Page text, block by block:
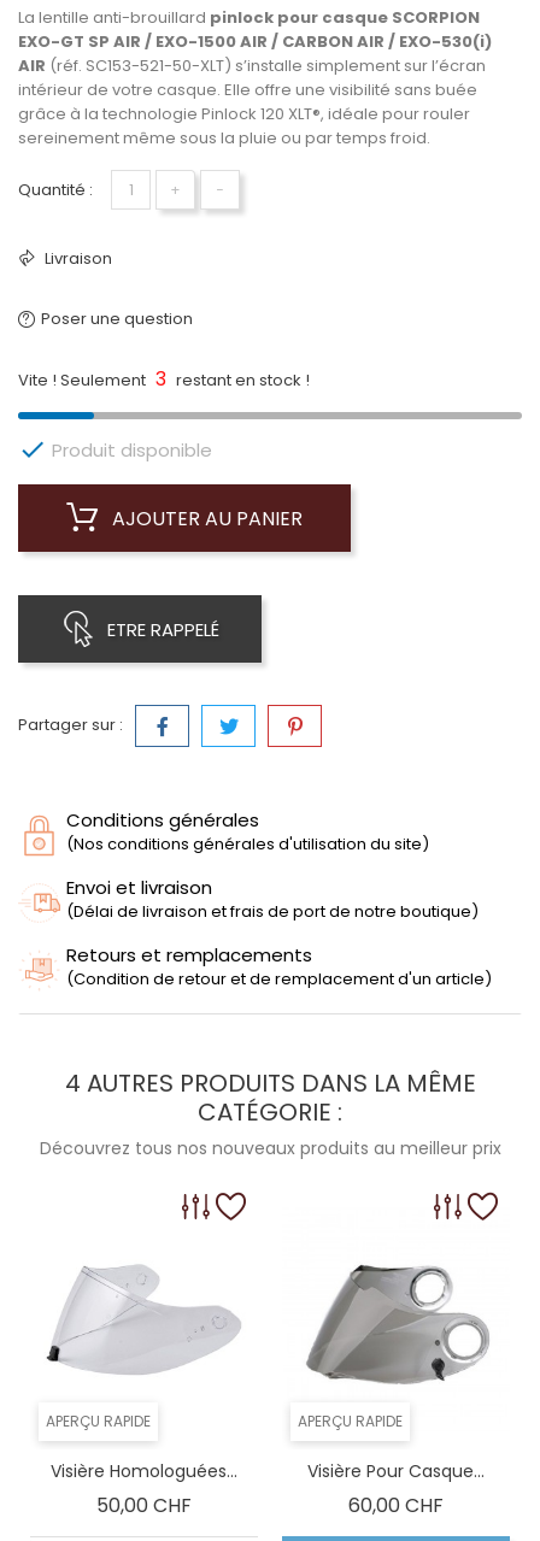
La lentille anti-brouillard pinlock pour casque SCORPION
EXO-GT SP AIR / EXO-1500 AIR / CARBON AIR / EXO-530(i)
AIR (réf. SC153-521-50-XLT) s’installe simplement sur l’écran
intérieur de votre casque. Elle offre une visibilité sans buée
grâce à la technologie Pinlock 120 XLT®, idéale pour rouler
sereinement même sous la pluie ou par temps froid.
Quantité : + −
Livraison
Poser une question
Vite ! Seulement 3 restant en stock !
 Produit disponible
AJOUTER AU PANIER
ETRE RAPPELÉ
Partager sur :
Conditions générales
(Nos conditions générales d'utilisation du site)
Envoi et livraison
(Délai de livraison et frais de port de notre boutique)
Retours et remplacements
(Condition de retour et de remplacement d'un article)
4 AUTRES PRODUITS DANS LA MÊME
CATÉGORIE :
Découvrez tous nos nouveaux produits au meilleur prix
APERÇU RAPIDE
Visière Homologuées...
50,00 CHF
APERÇU RAPIDE
Visière Pour Casque...
60,00 CHF